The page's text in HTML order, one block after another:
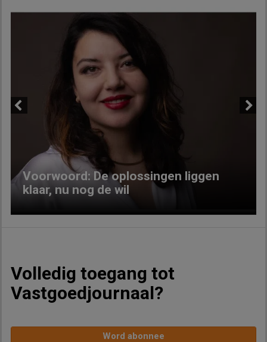
Voorwoord: De oplossingen liggen
klaar, nu nog de wil
Volledig toegang tot
Vastgoedjournaal?
Word abonnee